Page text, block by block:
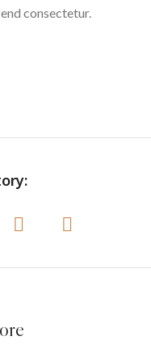
consectetur.